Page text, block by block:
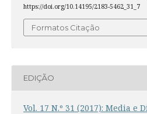
https://doi.org/10.14195/2183-5462_31_7
Formatos Citação
EDIÇÃO
Vol. 17 N.º 31 (2017): Media e